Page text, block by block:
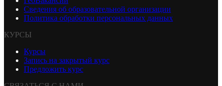
Сведения об образовательной организации
Политика обработки персональных данных
КУРСЫ
Курсы
Запись на закрытый курс
Предложить курс